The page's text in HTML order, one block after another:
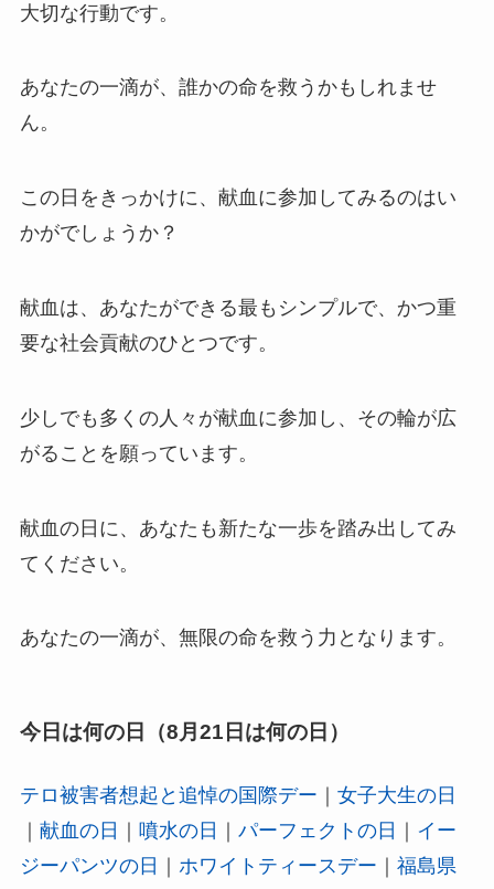
大切な行動です。
あなたの一滴が、誰かの命を救うかもしれませ
ん。
この日をきっかけに、献血に参加してみるのはい
かがでしょうか？
献血は、あなたができる最もシンプルで、かつ重
要な社会貢献のひとつです。
少しでも多くの人々が献血に参加し、その輪が広
がることを願っています。
献血の日に、あなたも新たな一歩を踏み出してみ
てください。
あなたの一滴が、無限の命を救う力となります。
今日は何の日（8月21日は何の日）
テロ被害者想起と追悼の国際デー
女子大生の日
献血の日 噴水の日 パーフェクトの日
イー
ジーパンツの日
ホワイトティースデー
福島県